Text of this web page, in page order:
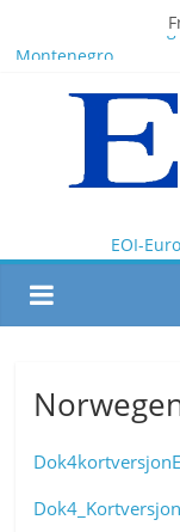
EOI-BOARD
Montenegro
EOI – General
President Milkov
Artificial
EOI-